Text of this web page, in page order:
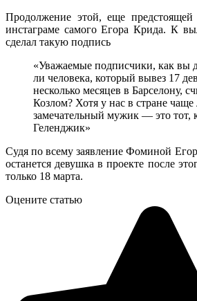
Продолжение этой, еще предстоящей
инстаграме самого Егора Крида. К
сделал такую подпись
«Уважаемые подписчики, как вы
ли человека, который вывез 17
несколько месяцев в Барселону,
Козлом? Хотя у нас в стране чаще
замечательный мужик — это тот,
Геленджик»
Судя по всему заявление Фоминой
останется девушка в проекте после
только 18 марта.
Оцените статью